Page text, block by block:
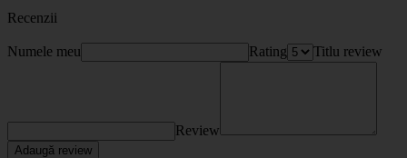
Recenzii
Numele meu Rating Titlu review
Review
Adaugă review